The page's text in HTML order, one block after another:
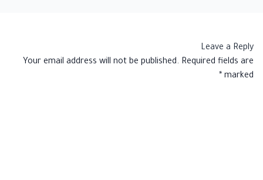
Leave a Reply
Your email address will not be published. Required fields are
marked
*